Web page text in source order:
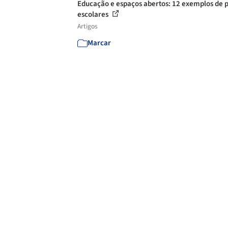
Educação e espaços abertos: 12 exemplos de
escolares
Artigos
Marcar